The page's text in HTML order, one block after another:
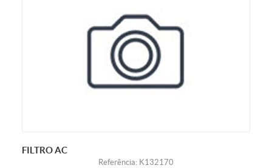
FILTRO AC
Referência: K132170